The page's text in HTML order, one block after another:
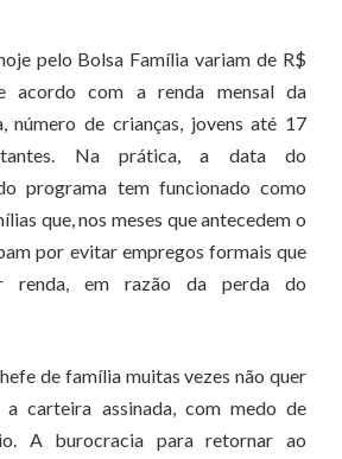
pelo Bolsa Família variam de R$
com a renda mensal da
número de crianças, jovens até 17
Na prática, a data do
programa tem funcionado como
que, nos meses que antecedem o
por evitar empregos formais que
renda, em razão da perda do
de família muitas vezes não quer
a carteira assinada, com medo de
A burocracia para retornar ao